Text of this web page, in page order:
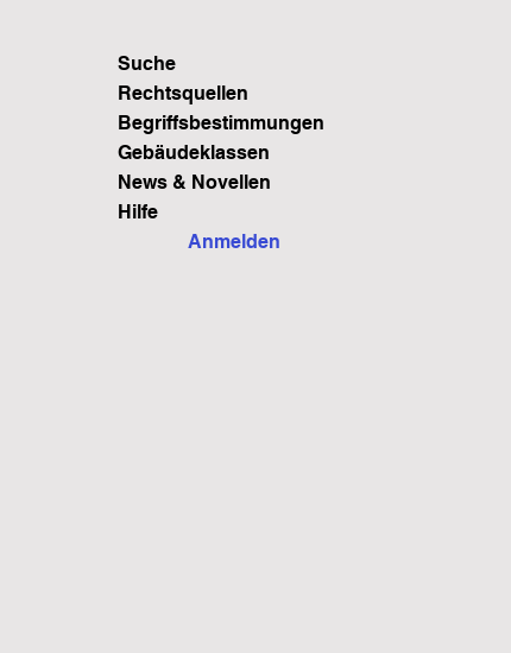
Anmelden
Suche
Rechtsquellen
Begriffsbestimmungen
Gebäudeklassen
News & Novellen
Hilfe